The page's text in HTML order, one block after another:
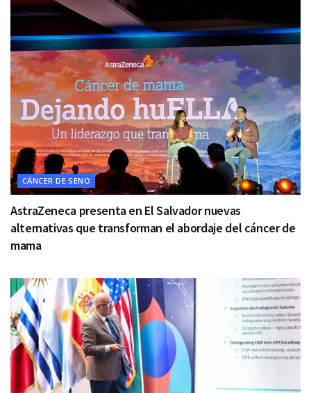
CÁNCER DE SENO
AstraZeneca presenta en El Salvador nuevas
alternativas que transforman el abordaje del cáncer de
mama